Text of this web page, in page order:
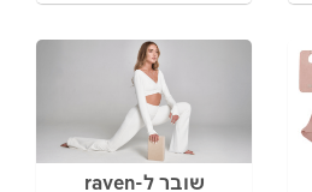
שובר ל-raven